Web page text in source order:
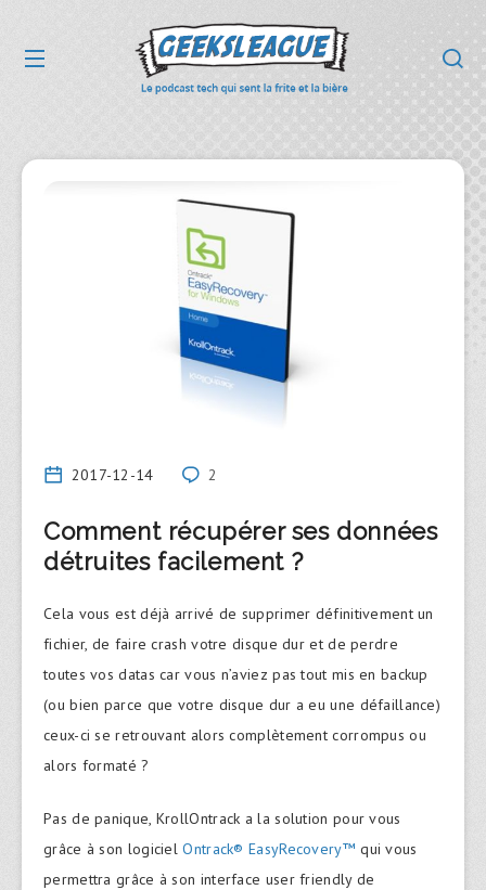
2017-12-14 2
Comment récupérer ses données
détruites facilement ?
Cela vous est déjà arrivé de supprimer définitivement un
fichier, de faire crash votre disque dur et de perdre
toutes vos datas car vous n’aviez pas tout mis en backup
(ou bien parce que votre disque dur a eu une défaillance)
ceux-ci se retrouvant alors complètement corrompus ou
alors formaté ?
Pas de panique, KrollOntrack a la solution pour vous
grâce à son logicielOntrack® EasyRecovery™ qui vous
permettra grâce à son interface user friendly de